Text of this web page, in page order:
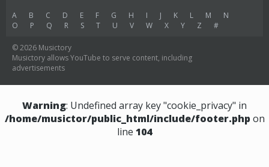
A B C D E F G H I J K L M
N
O
P Q R S T U V W X Y Z #
© 2026 Musictory
Musictory allows YouTube to serve content, including
advertisements
Warning: Undefined array key "cookie_privacy" in
/home/musictor/public_html/include/footer.php on
line 104